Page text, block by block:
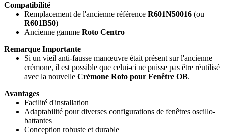
Compatibilité
Remplacement de l'ancienne référence R601N50016 (ou
R601B50)
Ancienne gamme Roto Centro
Remarque Importante
Si un vieil anti-fausse manœuvre était présent sur l'ancienne
crémone, il est possible que celui-ci ne puisse pas être réutilisé
avec la nouvelle Crémone Roto pour Fenêtre OB.
Avantages
Facilité d'installation
Adaptabilité pour diverses configurations de fenêtres oscillo-
battantes
Conception robuste et durable